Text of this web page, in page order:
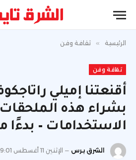
الرئيسية » ثقافة وفن
ثقافة وفن
أقنعتنا إميلي
بشراء هذه
الاستخدامات – بدءًا من 8
الشرق برس الإثنين 11 أغسطس 9:01 ص